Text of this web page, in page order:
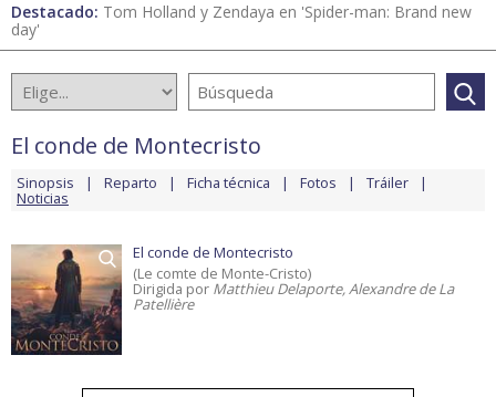
Destacado: Tom Holland y Zendaya en 'Spider-man: Brand new
day'
El conde de Montecristo
Sinopsis Reparto Ficha técnica Fotos Tráiler
Noticias
El conde de Montecristo
(Le comte de Monte-Cristo)
Dirigida por Matthieu Delaporte, Alexandre de La
Patellière